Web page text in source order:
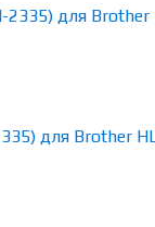
для Brother